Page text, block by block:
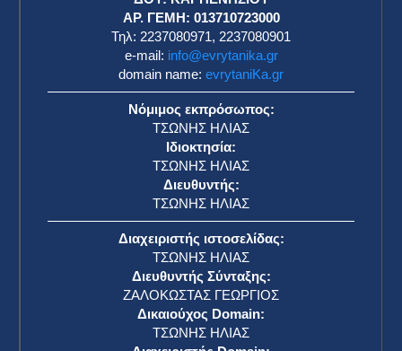
Μαρία Λουτζακλή: «Τι βλέπουν τα αγάλματα: Η
αθέατη ζωή του Μουσείου Ακρόπολης και των
ενοίκων του»
17 Ιουνίου 2025
Λευκός Οίκος: Ο Τραμπ αποχωρεί από τη G7 και
επιστρέφει στην Ουάσινγκτον για να
επιληφθεί σημαντικών ζητημάτων